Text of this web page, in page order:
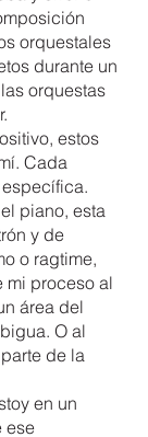
orquestales
durante un
orquestas
estos
Cada
piano, esta
y de
o ragtime,
mi proceso al
área del
O al
de la
en un
ese